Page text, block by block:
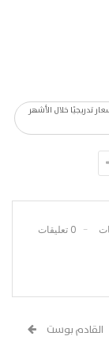
تدريجيًا خلال الأشهر
0 تعليقات
القادم بوست